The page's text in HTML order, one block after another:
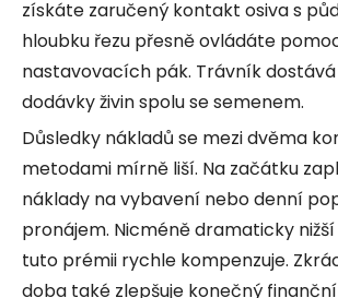
získáte zaručený kontakt osiva s
hloubku řezu přesně ovládáte
nastavovacích pák. Trávník
dodávky živin spolu se semenem.
Důsledky nákladů se mezi dvěma
metodami mírně liší. Na začátku
náklady na vybavení nebo denní
pronájem. Nicméně dramaticky
tuto prémii rychle kompenzuje.
doba také zlepšuje konečný